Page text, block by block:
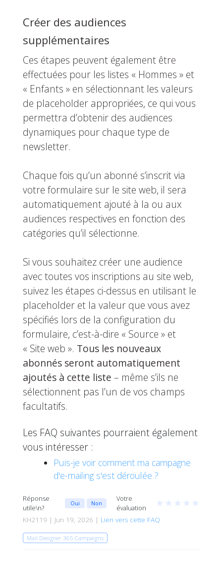
Créer des audiences
supplémentaires
Ces étapes peuvent également être
effectuées pour les listes « Hommes » et
« Enfants » en sélectionnant les valeurs
de placeholder appropriées, ce qui vous
permettra d’obtenir des audiences
dynamiques pour chaque type de
newsletter.
Chaque fois qu’un abonné s’inscrit via
votre formulaire sur le site web, il sera
automatiquement ajouté à la ou aux
audiences respectives en fonction des
catégories qu’il sélectionne.
Si vous souhaitez créer une audience
avec toutes vos inscriptions au site web,
suivez les étapes ci-dessus en utilisant le
placeholder et la valeur que vous avez
spécifiés lors de la configuration du
formulaire, c’est-à-dire « Source » et
« Site web ». Tous les nouveaux
abonnés seront automatiquement
ajoutés à cette liste – même s’ils ne
sélectionnent pas l’un de vos champs
facultatifs.
Les FAQ suivantes pourraient également
vous intéresser :
Puis-je voir comment ma campagne
d'e-mailing s'est déroulée ?
Réponse
utile\n?
Oui Non
Votre
évaluation
★ ★ ★ ★ ★
KH2119 | Jun 19, 2026 | Lien vers cette FAQ
Mail Designer 365 Campaigns